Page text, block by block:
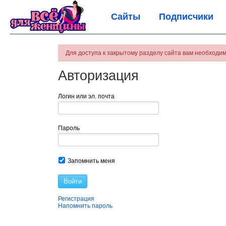
Сайты Подписчики
Для доступа к закрытому разделу сайта вам
Авторизация
Логин или эл. почта
Пароль
Запомнить меня
Войти
Регистрация
Напомнить пароль